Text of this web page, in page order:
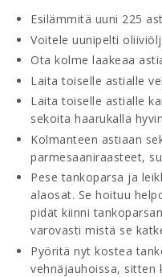
Esilämmitä uuni 225
Voitele uunipelti
Ota kolme laakeaa
Laita toiselle astialle
Laita toiselle astialle
sekoita haarukalla
Kolmanteen astiaan
parmesaaniraasteet,
Pese tankoparsa ja
alaosat. Se hoituu
pidät kiinni
varovasti mistä se
Pyöritä nyt kostea
vehnäjauhoissa, sitten